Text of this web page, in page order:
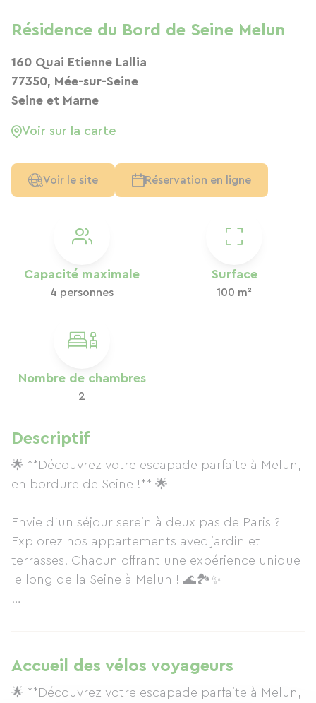
Capacité maximale
4 personnes
Surface
100 m²
Nombre de chambres
2
Descriptif
🌟 **Découvrez votre escapade parfaite à Melun,
en bordure de Seine !** 🌟
Envie d’un séjour serein à deux pas de Paris ?
Explorez nos appartements avec jardin et
terrasses. Chacun offrant une expérience unique
le long de la Seine à Melun ! 🌊🏞✨
🏰 15 min du Château de Vaux-le-Vicomte
🏰 20 min du Château de Fontainebleau
🎠 40 min de Disneyland Paris
Accueil des vélos voyageurs
🌟 **Découvrez votre escapade parfaite à Melun,
Résidence du Bord de Seine Melun
160 Quai Etienne Lallia
77350, Mée-sur-Seine
Seine et Marne
Voir sur la carte
Voir le site Réservation en ligne